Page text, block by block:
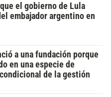
el gobierno de Lula
embajador argentino en
a una fundación porque
en una especie de
de la gestión